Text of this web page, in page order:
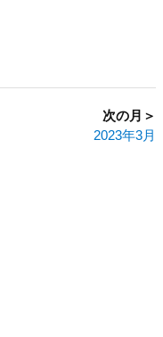
次の月＞
2023年3月